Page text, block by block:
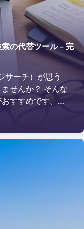
の代替ツール – 完
サーチ）が思う
せんか？ そんな
すすめです。